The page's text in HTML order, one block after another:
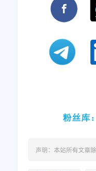
声明：本站所有文章